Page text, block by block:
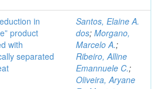
in
product
with
separated
Santos, Elaine A.
dos; Morgano,
Marcelo A.;
Ribeiro, Alline
Emannuele C.;
Oliveira, Aryane